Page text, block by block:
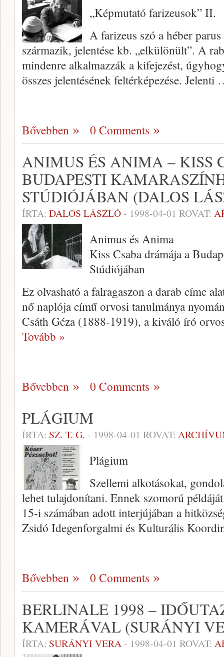
„Képmutató farizeusok” II.
A farizeus szó a héber
származik, jelentése kb. „el­különült”. A
mindenre alkalmazzák a kifejezést,
összes jelentésének feltérképezése. Je­lenti
Bővebben 0 Comments
ANIMUS ÉS ANIMA – KISS
BUDAPESTI
STÚDIÓJÁBAN (DALOS
ÍRTA: DALOS LÁSZLÓ- 1998-04-01 ROVAT:
Animus és Anima
Kiss Csaba drámája a
Stúdiójában
Ez olvasható a falragaszon a darab cí­me
nő naplója című orvosi tanulmánya
Csáth Géza (1888-1919), a kiváló író
Tovább »
Bővebben 0 Comments
PLÁGIUM
ÍRTA: SZ. T. G. - 1998-04-01 ROVAT:
Plágium
Szellemi alkotásokat,
lehet tulajdonítani. Ennek szomorú
15-i számában adott interjújában a
Zsidó Idegenforgalmi és Kulturális
Bővebben 0 Comments
BERLINALE 1998 –
KAMERÁVAL (SURÁNYI
ÍRTA: SURÁNYI VERA- 1998-04-01 ROVAT: